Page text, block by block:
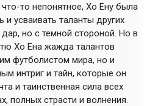
то непонятное, Хо Ёну была
усваивать таланты других
но с темной стороной. Но в
Хо Ёна жажда талантов
футболистом мира, но и
интриг и тайн, которые он
и таинственная сила всех
полных страсти и волнения.